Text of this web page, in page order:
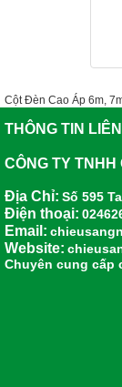
Cột Đèn Cao Áp 6m,
CÔNG TY TNHH
Địa Chỉ: Số 595
Điện thoại:
Email:
Website:
Chuyên cung cấp